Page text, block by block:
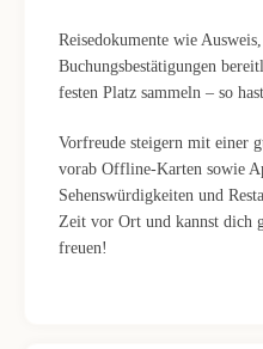
Reisedokumente wie
Buchungsbestätigungen
festen Platz sammeln – so
Vorfreude steigern mit einer
vorab Offline-Karten sowie
Sehenswürdigkeiten und
Zeit vor Ort und kannst dich
freuen!